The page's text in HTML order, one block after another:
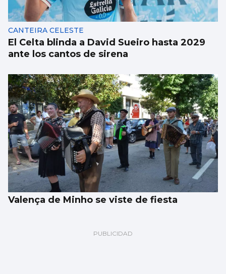
CANTEIRA CELESTE
El Celta blinda a David Sueiro hasta 2029
ante los cantos de sirena
Valença de Minho se viste de fiesta